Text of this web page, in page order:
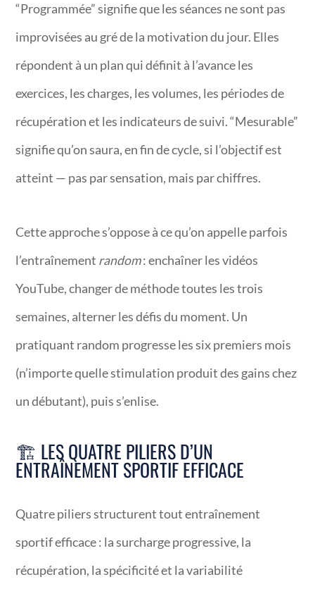
“Programmée” signifie que les séances ne sont pas
improvisées au gré de la motivation du jour. Elles
répondent à un plan qui définit à l’avance les
exercices, les charges, les volumes, les périodes de
récupération et les indicateurs de suivi. “Mesurable”
signifie qu’on saura, en fin de cycle, si l’objectif est
atteint — pas par sensation, mais par chiffres.
Cette approche s’oppose à ce qu’on appelle parfois
l’entraînement random: enchaîner les vidéos
YouTube, changer de méthode toutes les trois
semaines, alterner les défis du moment. Un
pratiquant random progresse les six premiers mois
(n’importe quelle stimulation produit des gains chez
un débutant), puis s’enlise.
🏗️ LES QUATRE PILIERS D’UN
ENTRAÎNEMENT SPORTIF EFFICACE
Quatre piliers structurent tout entraînement
sportif efficace : la surcharge progressive, la
récupération, la spécificité et la variabilité